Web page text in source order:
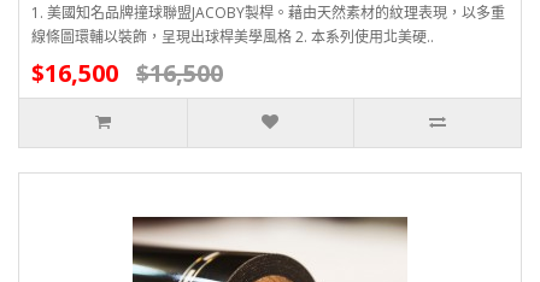
1. 美國知名品牌撞球聯盟JACOBY製桿。藉由天然素材的紋理表現，以多重
線條圖環輔以裝飾，呈現出球桿美學風格 2. 本系列使用北美硬..
$16,500 $16,500